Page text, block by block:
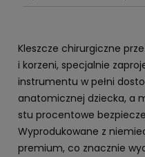
Kleszcze chirurgiczne
i korzeni, specjalnie
instrumentu w pełni
anatomicznej dziecka, a
stu procentowe
Wyprodukowane z
premium, co znacznie